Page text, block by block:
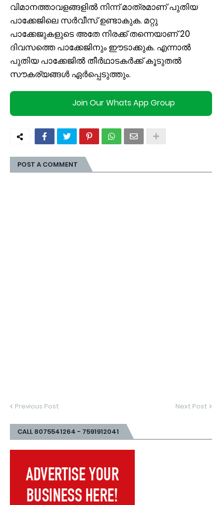
വിമാനത്താവളങ്ങളില്‍ നിന്ന് മാത്രമാണ് പുതിയ
പാക്കേജിലെ സര്‍വീസ് ഉണ്ടാകുക. മറ്റു
പാക്കേജുകളുടെ അതേ നിരക്ക് തന്നെയാണ് 20
ദിവസത്തെ പാക്കേജിനും ഈടാക്കുക. എന്നാല്‍
പുതിയ പാക്കേജില്‍ തീര്‍ഥാടകര്‍ക്ക് കൂടുതല്‍
സൗകര്യങ്ങള്‍ ഏര്‍പ്പെടുത്തും.
Join Our Whats App Group
POST A COMMENT
Previous Post Next Post
CALL 8075541264 - 7591912041